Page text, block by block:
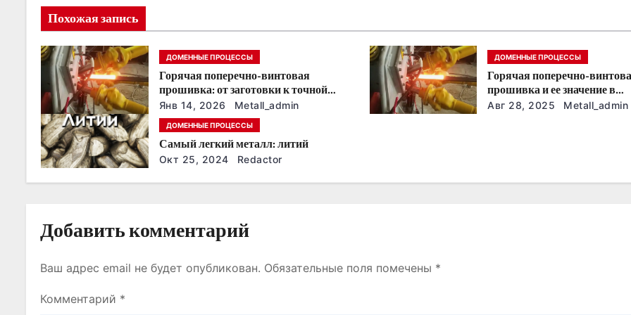
и
я
п
о
з
а
и
я
м
Похожая запись
ДОМЕННЫЕ ПРОЦЕССЫ
Горячая поперечно-винтовая
прошивка: от заготовки к точной
трубной детали
Янв 14, 2026 Metall_admin
ДОМЕННЫЕ ПРОЦЕССЫ
Горячая поперечно-
прошивка и ее значение в
машиностроении
Авг 28, 2025 Metall_admin
ДОМЕННЫЕ ПРОЦЕССЫ
Самый легкий металл: литий
Окт 25, 2024 Redactor
Добавить комментарий
Ваш адрес email не будет опубликован. Обязательные поля помечены *
Комментарий *